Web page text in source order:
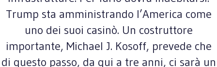
Trump sta amministrando l’America come
uno dei suoi casinò. Un costruttore
importante, Michael J. Kosoff, prevede che
di questo passo, da qui a tre anni, ci sarà un